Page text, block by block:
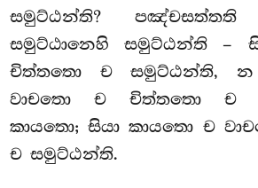
සමුට්ඨන්ති?
සමුට්ඨානෙහි සමුට්ඨන්ති –
චිත්තතො ච සමුට්ඨන්ති, න
වාචතො ච චිත්තතො ච
කායතො; සියා කායතො ච
ච සමුට්ඨන්ති.